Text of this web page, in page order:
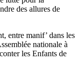
des allures de
entre manif’ dans les
nationale à
les Enfants de